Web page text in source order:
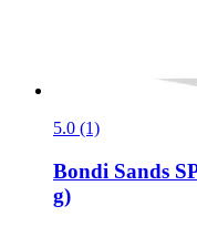
5.0 (1)
Bondi Sands
g)